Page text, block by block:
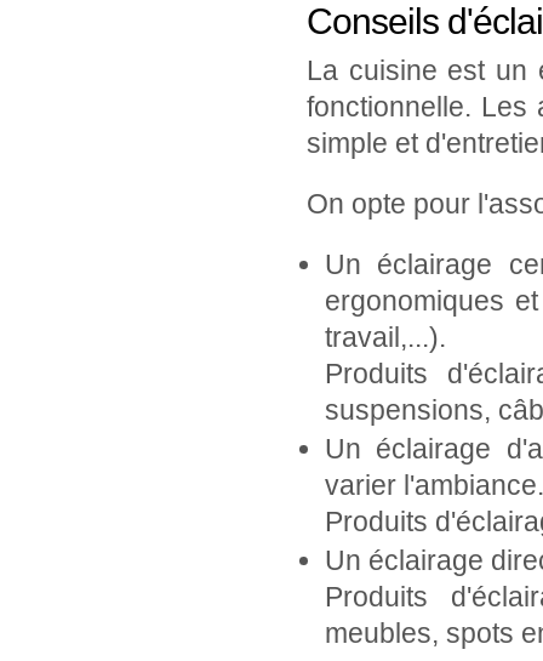
Conseils
La cuisine est un
fonctionnelle. Les
simple et
On opte pour
Un éclairage
ergonomiques
travail,...).
Produits
suspensions,
Un éclairage
varier l'ambiance.
Produits
Un éclairage
Produits
meubles, spots